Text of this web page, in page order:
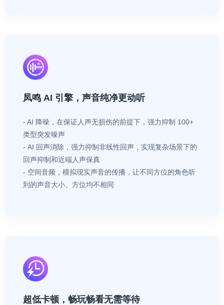
凤鸣 AI 引擎，声音纯净更动听
- AI 降噪，在保证人声无损伤的前提下，强力抑制 100+
类型突发噪声
- AI 回声消除，强力抑制非线性回声，实现复杂场景下的
回声抑制和近端人声保真
- 空间音频，模拟现实声音的传播，让不同方位的角色听
到的声音大小、方位均不相同
超低卡顿，畅玩畅看无需等待